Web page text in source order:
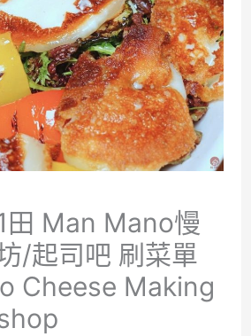
田 Man Mano慢
/起司吧 刷菜單
Cheese Making